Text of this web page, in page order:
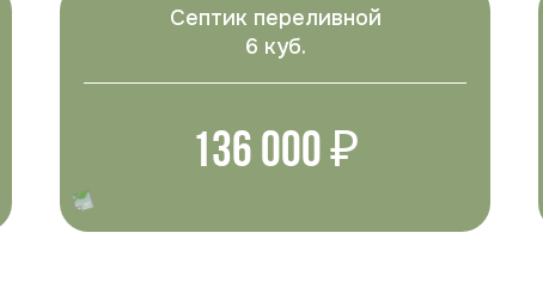
Септик переливной
6 куб.
136 000 ₽